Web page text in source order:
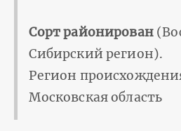
Сорт районирован
Сибирский регион).
Регион
Московская область